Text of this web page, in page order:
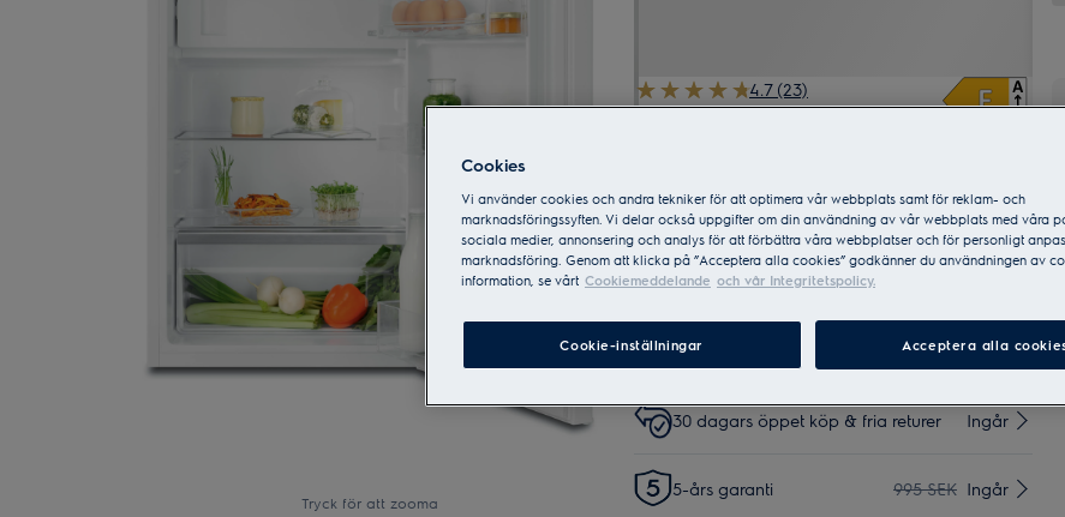
Tryck för att zooma
4.7 (23)
Bring – Hemleverans tomtgräns 299 SEK
Schenker – Hemleverans tomtgräns
Hemleverans med inbärning 599 SEK
30 dagars öppet köp & fria returer Ingår
5-års garanti 995 SEK Ingår
Cookies
Vi använder cookies och andra tekniker för att optimera vår webbplats samt för reklam- och
marknadsföringssyften. Vi delar också uppgifter om din användning av vår webbplats med våra
sociala medier, annonsering och analys för att förbättra våra webbplatser och för personligt
marknadsföring. Genom att klicka på ”Acceptera alla cookies” godkänner du användningen av
information, se vårt Cookiemeddelande och vår Integritetspolicy.
Cookie-inställningar Acceptera alla